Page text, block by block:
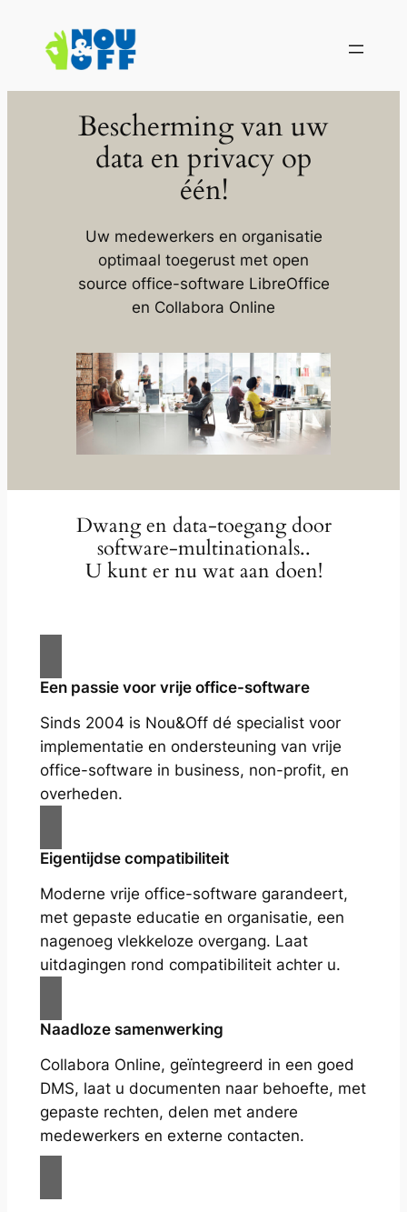
inhoud
Bescherming van uw
data en privacy op
één!
Uw medewerkers en organisatie
optimaal toegerust met open
source office-software LibreOffice
en Collabora Online
Dwang en data-toegang door
software-multinationals..
U kunt er nu wat aan doen!
Een passie voor vrije office-software
Sinds 2004 is Nou&Off dé specialist voor
implementatie en ondersteuning van vrije
office-software in business, non-profit, en
overheden.
Eigentijdse compatibiliteit
Moderne vrije office-software garandeert,
met gepaste educatie en organisatie, een
nagenoeg vlekkeloze overgang. Laat
uitdagingen rond compatibiliteit achter u.
Naadloze samenwerking
Collabora Online, geïntegreerd in een goed
DMS, laat u documenten naar behoefte, met
gepaste rechten, delen met andere
medewerkers en externe contacten.